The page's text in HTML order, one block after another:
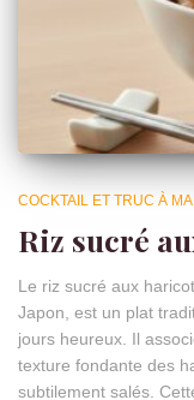
COCKTAIL ET TRUC À
Riz sucré
Le riz sucré aux
Japon, est un plat
jours heureux. Il
texture fondante des
subtilement salés.